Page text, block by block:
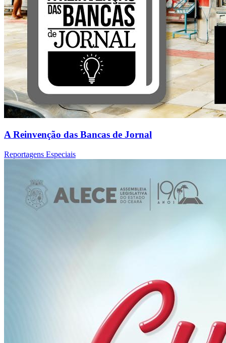
A Reinvenção das Bancas de Jornal
Reportagens Especiais